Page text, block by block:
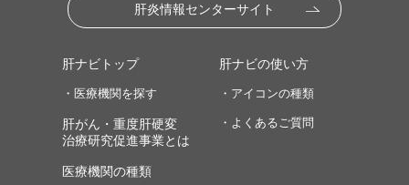
肝炎情報センターサイト
肝ナビトップ
・医療機関を探す
肝がん・重度肝硬変
治療研究促進事業とは
医療機関の種類
肝ナビの使い方
・アイコンの種類
・よくあるご質問